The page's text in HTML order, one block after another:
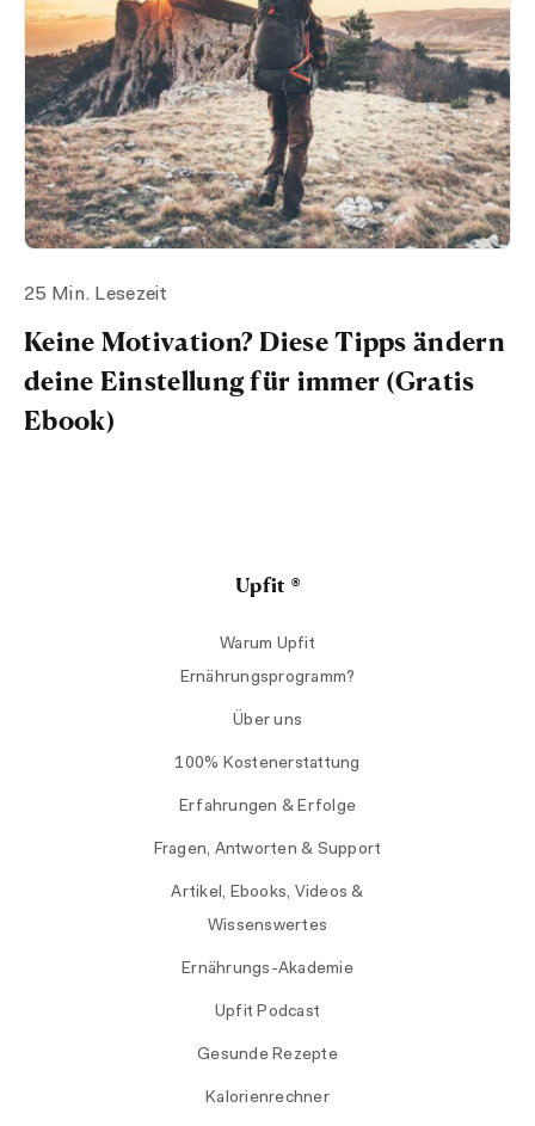
Keine Motivation? Diese Tipps ändern
deine Einstellung für immer (Gratis
Ebook)
25 Min. Lesezeit
Upfit ®
Warum Upfit
Ernährungsprogramm?
Über uns
100% Kostenerstattung
Erfahrungen & Erfolge
Fragen, Antworten & Support
Artikel, Ebooks, Videos &
Wissenswertes
Ernährungs-Akademie
Upfit Podcast
Gesunde Rezepte
Kalorienrechner